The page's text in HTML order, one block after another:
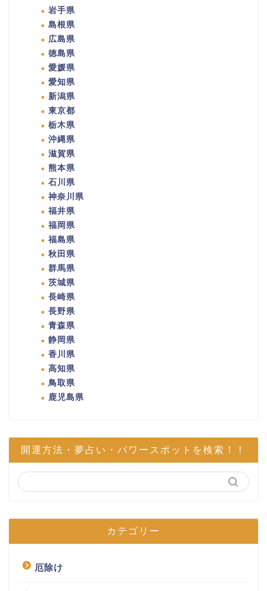
岩手県
島根県
広島県
徳島県
愛媛県
愛知県
新潟県
東京都
栃木県
沖縄県
滋賀県
熊本県
石川県
神奈川県
福井県
福岡県
福島県
秋田県
群馬県
茨城県
長崎県
長野県
青森県
静岡県
香川県
高知県
鳥取県
鹿児島県
開運方法・夢占い・パワースポットを検索！！
カテゴリー
厄除け